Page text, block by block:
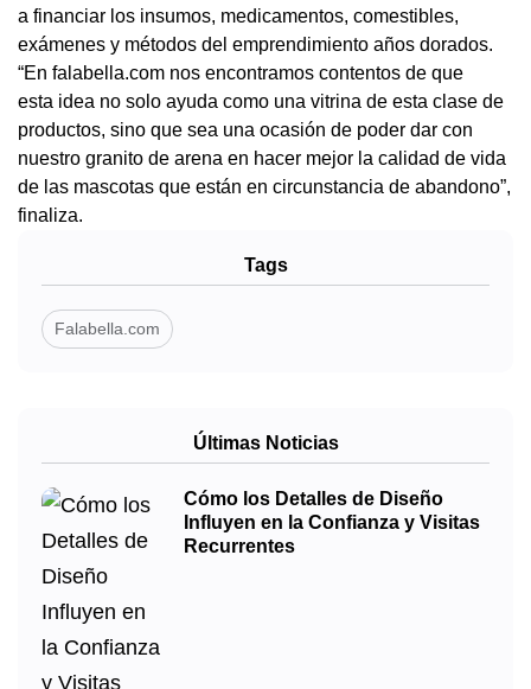
a financiar los insumos, medicamentos, comestibles,
exámenes y métodos del emprendimiento años dorados.
“En falabella.com nos encontramos contentos de que
esta idea no solo ayuda como una vitrina de esta clase de
productos, sino que sea una ocasión de poder dar con
nuestro granito de arena en hacer mejor la calidad de vida
de las mascotas que están en circunstancia de abandono”,
finaliza.
Tags
Falabella.com
Últimas Noticias
Cómo los Detalles de Diseño
Influyen en la Confianza y Visitas
Recurrentes